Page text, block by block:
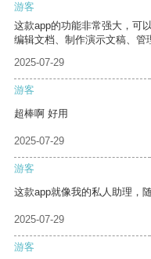
游客
这款app的功能非常强大，可
编辑文档、制作演示文稿、管
2025-07-29
游客
超棒啊 好用
2025-07-29
游客
这款app就像我的私人助理，
2025-07-29
游客